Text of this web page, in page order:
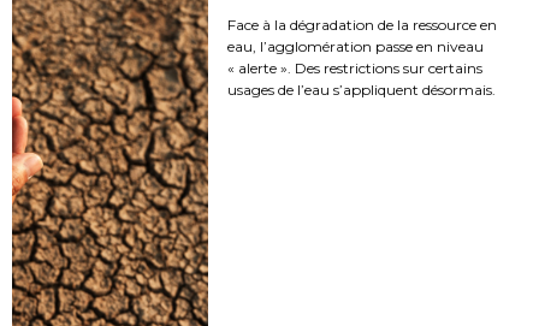
Face à la dégradation de la ressource en
eau, l’agglomération passe en niveau
« alerte ». Des restrictions sur certains
usages de l’eau s’appliquent désormais.